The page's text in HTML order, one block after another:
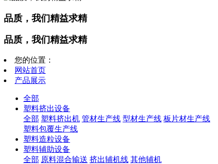
品质，我们精益求精
品质，我们精益求精
您的位置：
网站首页
产品展示
全部
塑料挤出设备
全部 塑料挤出机 管材生产线 型材生产线 板片材生产线
塑料包覆生产线
塑料造粒设备
塑料辅助设备
全部 原料混合输送 挤出辅机线 其他辅机